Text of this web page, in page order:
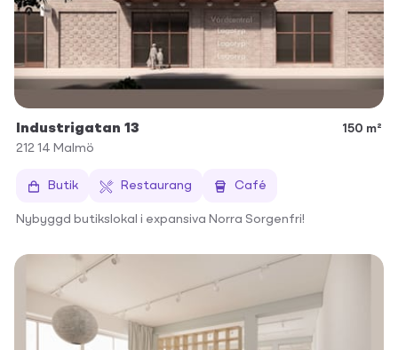
Industrigatan 13
150 m²
212 14 Malmö
Butik Restaurang Café
Nybyggd butikslokal i expansiva Norra Sorgenfri!